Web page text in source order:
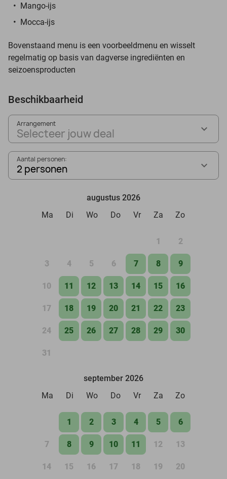
Mango-ijs
Mocca-ijs
Bovenstaand menu is een voorbeeldmenu en wisselt
regelmatig op basis van dagverse ingrediënten en
seizoensproducten
Beschikbaarheid
Arrangement
Selecteer jouw deal
Aantal personen:
2 personen
augustus 2026
Ma
Di Wo Do Vr Za Zo
1 2
3 4 5 6 7 8 9
10 11 12 13 14 15 16
17 18 19 20 21 22 23
24 25 26 27 28 29 30
31
september 2026
Ma
Di Wo Do Vr Za Zo
1 2 3 4 5 6
7 8 9 10 11 12 13
14 15 16 17 18 19 20